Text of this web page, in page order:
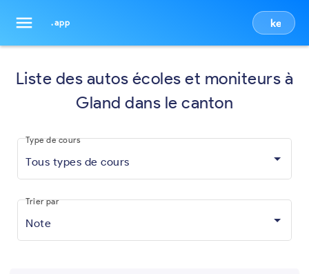
menu .app
Liste des autos écoles et moniteurs à
Gland dans le canton
Tous types de cours
Type de cours
Note
Trier par